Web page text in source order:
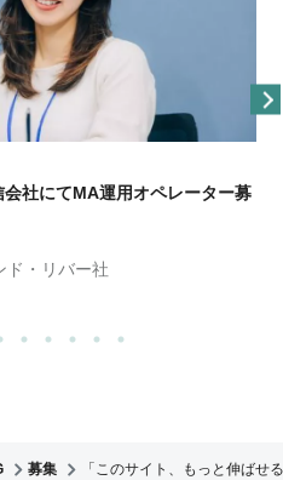
会社にてMA運用オペレーター募
ド・リバー社
募集 「このサイト、もっと伸ば